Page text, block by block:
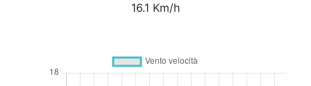
16.1 Km/h